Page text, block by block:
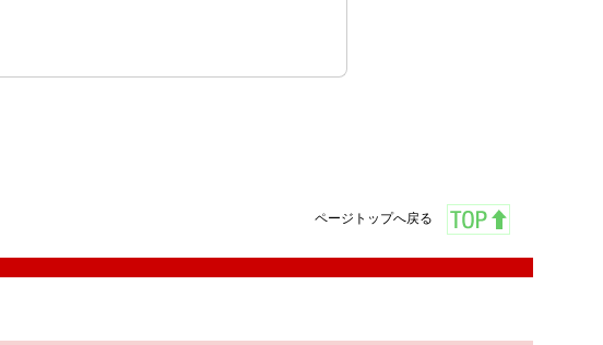
ページトップへ戻る